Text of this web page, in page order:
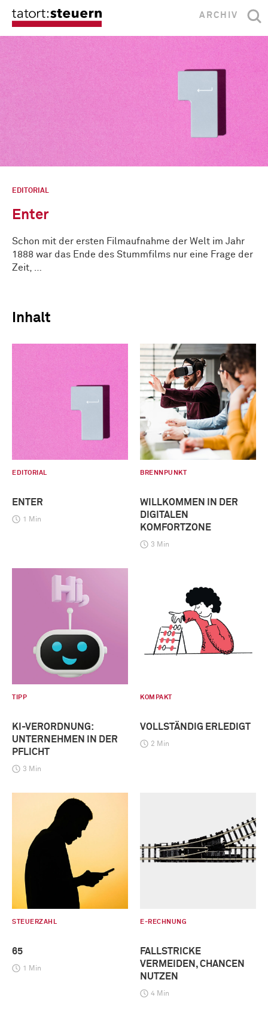
ARCHIV
EDITORIAL
Enter
Schon mit der ersten Filmaufnahme der Welt im Jahr
1888 war das Ende des Stummfilms nur eine Frage der
Zeit, …
Inhalt
EDITORIAL
ENTER
1 Min
BRENNPUNKT
WILLKOMMEN IN DER
DIGITALEN
KOMFORTZONE
3 Min
TIPP
KI-VERORDNUNG:
UNTERNEHMEN IN DER
PFLICHT
3 Min
KOMPAKT
VOLLSTÄNDIG ERLEDIGT
2 Min
STEUERZAHL
65
1 Min
E-RECHNUNG
FALLSTRICKE
VERMEIDEN, CHANCEN
NUTZEN
4 Min